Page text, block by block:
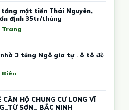
tầng mặt tiền Thái Nguyên,
định 35tr/tháng
Trang
nhà 3 tầng Ngô gia tự . ô tô đỗ
Biên
CĂN HỘ CHUNG CƯ LONG VĨ
SƠN_ BẮC NINH